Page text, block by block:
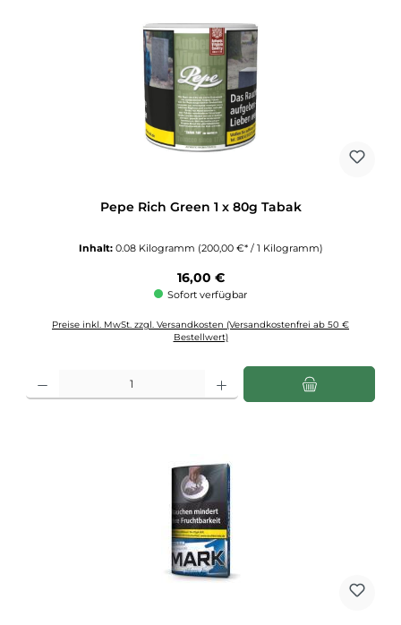
Pepe Rich Green 1 x 80g Tabak
Inhalt: 0.08 Kilogramm (200,00 €* / 1 Kilogramm)
Regulärer Preis:
16,00 €
Sofort verfügbar
Preise inkl. MwSt. zzgl. Versandkosten (Versandkostenfrei ab 50 €
Bestellwert)
Produkt Anzahl: Gib den gewünschten Wert ein oder benutze die Schaltflächen